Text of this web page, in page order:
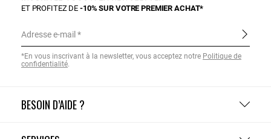
BESOIN D’AIDE ?
ET PROFITEZ DE-10% SUR VOTRE PREMIER ACHAT*
Adresse e-mail
*En vous inscrivant à la newsletter, vous acceptez notre Politique de
confidentialité.